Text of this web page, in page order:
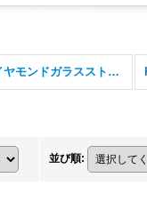
ダイヤモンドガラスストーン
並び順: